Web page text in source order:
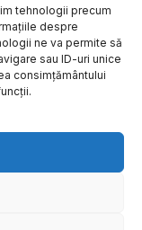
tehnologii precum
despre
ne va permite să
sau ID-uri unice
consimțământului